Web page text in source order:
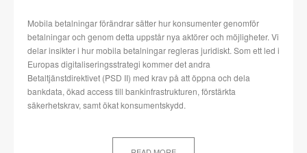
Mobila betalningar förändrar sätter hur konsumenter genomför
betalningar och genom detta uppstår nya aktörer och möjligheter. Vi
delar insikter i hur mobila betalningar regleras juridiskt. Som ett led i
Europas digitaliseringsstrategi kommer det andra
Betaltjänstdirektivet (PSD II) med krav på att öppna och dela
bankdata, ökad access till bankinfrastrukturen, förstärkta
säkerhetskrav, samt ökat konsumentskydd.